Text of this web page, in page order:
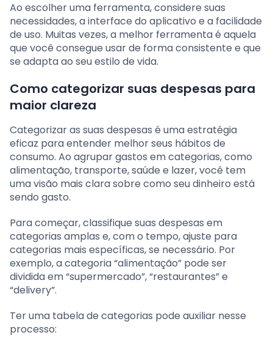
Ao escolher uma ferramenta, considere suas
necessidades, a interface do aplicativo e a facilidade
de uso. Muitas vezes, a melhor ferramenta é aquela
que você consegue usar de forma consistente e que
se adapta ao seu estilo de vida.
Como categorizar suas despesas para
maior clareza
Categorizar as suas despesas é uma estratégia
eficaz para entender melhor seus hábitos de
consumo. Ao agrupar gastos em categorias, como
alimentação, transporte, saúde e lazer, você tem
uma visão mais clara sobre como seu dinheiro está
sendo gasto.
Para começar, classifique suas despesas em
categorias amplas e, com o tempo, ajuste para
categorias mais específicas, se necessário. Por
exemplo, a categoria “alimentação” pode ser
dividida em “supermercado”, “restaurantes” e
“delivery”.
Ter uma tabela de categorias pode auxiliar nesse
processo: